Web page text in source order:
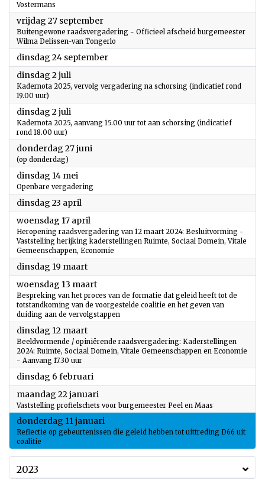
Vostermans
vrijdag 27 september2024
Buitengewone raadsvergadering - Officieel afscheid burgemeester
Wilma Delissen-van Tongerlo
dinsdag 24 september2024
dinsdag 2 juli
Kadernota 2025, vervolg vergadering na schorsing (indicatief rond
19.00 uur)
dinsdag 2 juli
Kadernota 2025, aanvang 15.00 uur tot aan schorsing (indicatief
rond 18.00 uur)
donderdag 27 juni
(op donderdag)
dinsdag 14 mei
Openbare vergadering
dinsdag 23 april
woensdag 17 april
Heropening raadsvergadering van 12 maart 2024: Besluitvorming -
Vaststelling herijking kaderstellingen Ruimte, Sociaal Domein, Vitale
Gemeenschappen, Economie
dinsdag 19 maart2024
woensdag 13 maart2024
Bespreking van het proces van de formatie dat geleid heeft tot de
totstandkoming van de voorgestelde coalitie en het geven van
duiding aan de vervolgstappen
dinsdag 12 maart2024
Beeldvormende / opiniërende raadsvergadering: Kaderstellingen
2024: Ruimte, Sociaal Domein, Vitale Gemeenschappen en Economie
- Aanvang 17.30 uur
dinsdag 6 februari
maandag 22 januari
Vaststelling profielschets voor burgemeester Peel en Maas
donderdag 11 januari
Reflectie op gebeurtenissen die geleid hebben tot uittreding D66 uit
coalitie
2023